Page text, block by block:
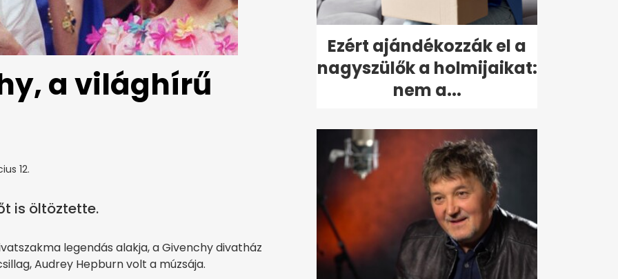
a világhírű
12.
is öltöztette.
legendás alakja, a Givenchy divatház
Audrey Hepburn volt a múzsája.
Ezért ajándékozzák el a
nagyszülők a holmijaikat:
nem a...